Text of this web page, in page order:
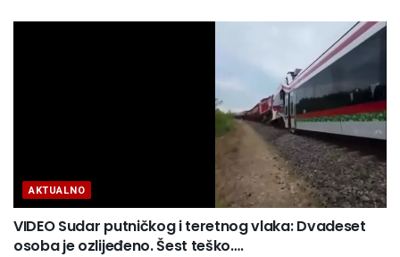
AKTUALNO
VIDEO Sudar putničkog i teretnog vlaka: Dvadeset
osoba je ozlijeđeno. Šest teško….